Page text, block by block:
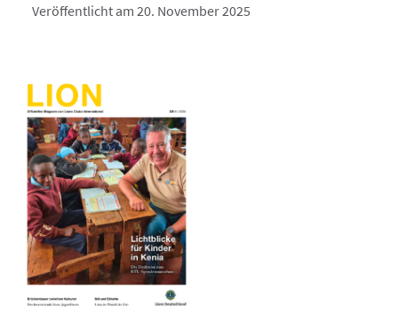
Veröffentlicht am 20. November 2025